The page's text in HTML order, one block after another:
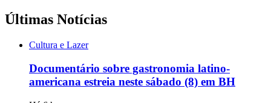
Últimas Notícias
Cultura e Lazer
Documentário sobre gastronomia latino-
americana estreia neste sábado (8) em BH